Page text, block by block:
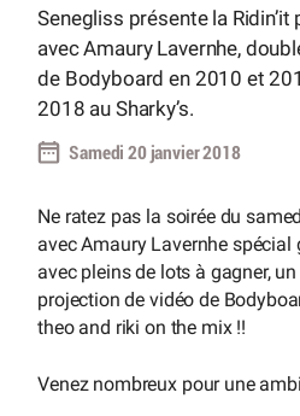
Senegliss présente la
avec Amaury Lavernhe,
de Bodyboard en 2010 et
2018 au Sharky’s.
Samedi 20 janvier 2018
Ne ratez pas la soirée du
avec Amaury Lavernhe
avec pleins de lots à gagner,
projection de vidéo de
theo and riki on the mix !!
Venez nombreux pour une